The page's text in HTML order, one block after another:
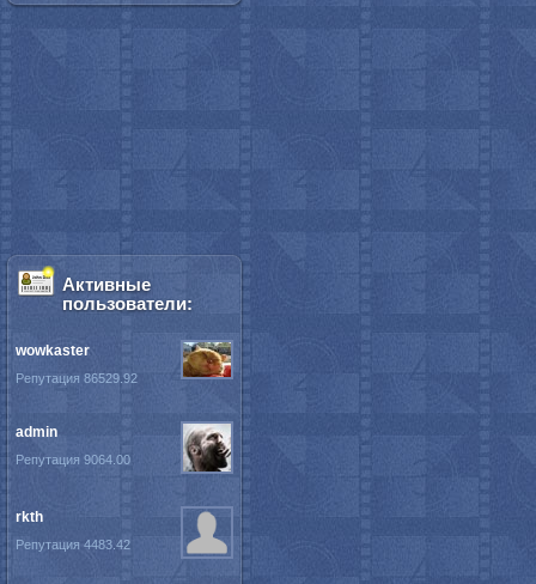
Активные
пользователи:
wowkaster
Репутация 86529.92
admin
Репутация 9064.00
rkth
Репутация 4483.42